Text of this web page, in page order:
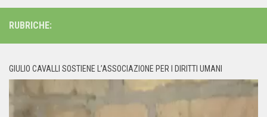
RUBRICHE:
GIULIO CAVALLI SOSTIENE L’ASSOCIAZIONE PER I DIRITTI UMANI
Player